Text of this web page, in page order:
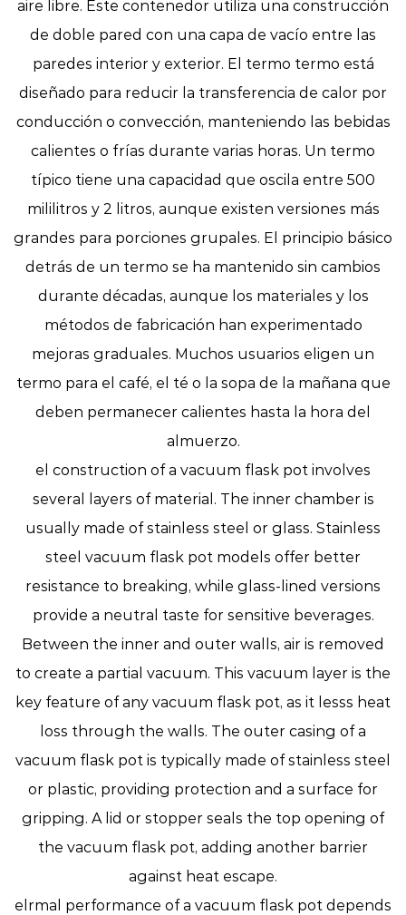
aire libre. Este contenedor utiliza una construcción
de doble pared con una capa de vacío entre las
paredes interior y exterior. El termo termo está
diseñado para reducir la transferencia de calor por
conducción o convección, manteniendo las bebidas
calientes o frías durante varias horas. Un termo
típico tiene una capacidad que oscila entre 500
mililitros y 2 litros, aunque existen versiones más
grandes para porciones grupales. El principio básico
detrás de un termo se ha mantenido sin cambios
durante décadas, aunque los materiales y los
métodos de fabricación han experimentado
mejoras graduales. Muchos usuarios eligen un
termo para el café, el té o la sopa de la mañana que
deben permanecer calientes hasta la hora del
almuerzo.
el construction of a vacuum flask pot involves
several layers of material. The inner chamber is
usually made of stainless steel or glass. Stainless
steel vacuum flask pot models offer better
resistance to breaking, while glass-lined versions
provide a neutral taste for sensitive beverages.
Between the inner and outer walls, air is removed
to create a partial vacuum. This vacuum layer is the
key feature of any vacuum flask pot, as it lesss heat
loss through the walls. The outer casing of a
vacuum flask pot is typically made of stainless steel
or plastic, providing protection and a surface for
gripping. A lid or stopper seals the top opening of
the vacuum flask pot, adding another barrier
against heat escape.
elrmal performance of a vacuum flask pot depends